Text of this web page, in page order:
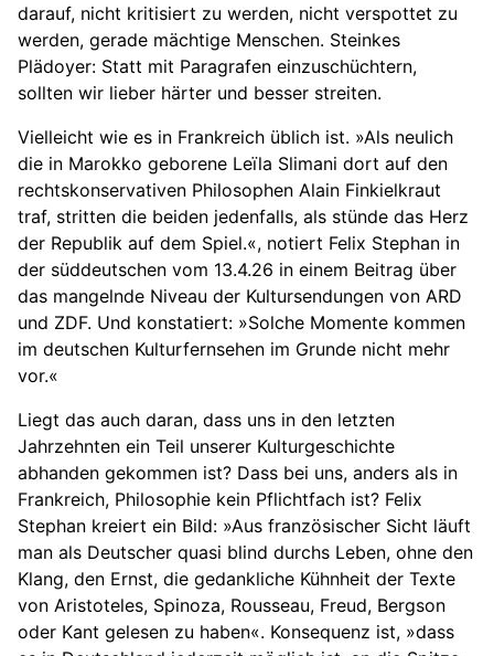
darauf, nicht kritisiert zu werden, nicht verspottet zu
werden, gerade mächtige Menschen. Steinkes
Plädoyer: Statt mit Paragrafen einzuschüchtern,
sollten wir lieber härter und besser streiten.
Vielleicht wie es in Frankreich üblich ist. »Als neulich
die in Marokko geborene Leïla Slimani dort auf den
rechtskonservativen Philosophen Alain Finkielkraut
traf, stritten die beiden jedenfalls, als stünde das Herz
der Republik auf dem Spiel.«, notiert Felix Stephan in
der süddeutschen vom 13.4.26 in einem Beitrag über
das mangelnde Niveau der Kultursendungen von ARD
und ZDF. Und konstatiert: »Solche Momente kommen
im deutschen Kulturfernsehen im Grunde nicht mehr
vor.«
Liegt das auch daran, dass uns in den letzten
Jahrzehnten ein Teil unserer Kulturgeschichte
abhanden gekommen ist? Dass bei uns, anders als in
Frankreich, Philosophie kein Pflichtfach ist? Felix
Stephan kreiert ein Bild: »Aus französischer Sicht läuft
man als Deutscher quasi blind durchs Leben, ohne den
Klang, den Ernst, die gedankliche Kühnheit der Texte
von Aristoteles, Spinoza, Rousseau, Freud, Bergson
oder Kant gelesen zu haben«. Konsequenz ist, »dass